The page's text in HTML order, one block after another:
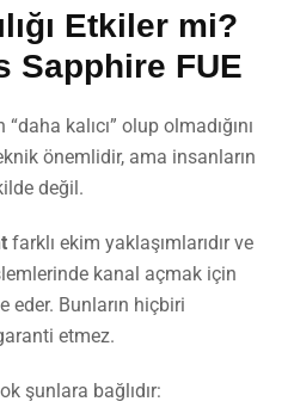
Etkiler mi?
Sapphire FUE
kalıcı” olup olmadığını
önemlidir, ama insanların
değil.
farklı ekim yaklaşımlarıdır ve
kanal açmak için
eder. Bunların hiçbiri
etmez.
şunlara bağlıdır: